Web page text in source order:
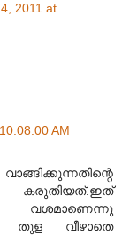
2011 at
AM
വശമാണെന്നു
തുള വീഴാതെ